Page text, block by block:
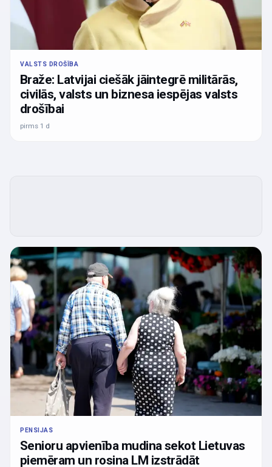
VALSTS DROŠĪBA
Braže: Latvijai ciešāk jāintegrē militārās,
civilās, valsts un biznesa iespējas valsts
drošībai
pirms 1 d
PENSIJAS
Senioru apvienība mudina sekot Lietuvas
piemēram un rosina LM izstrādāt